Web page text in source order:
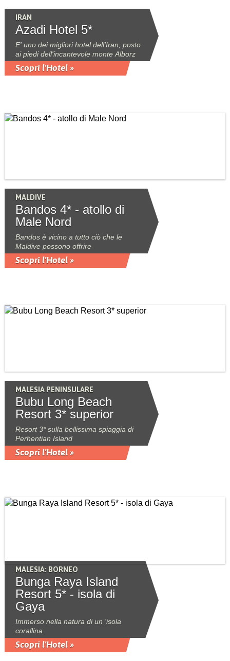
IRAN
Azadi Hotel 5*
E' uno dei migliori hotel dell'Iran, posto
ai piedi dell'incantevole monte Alborz
Scopri l'Hotel »
MALDIVE
Bandos 4* - atollo di
Male Nord
Bandos è vicino a tutto ciò che le
Maldive possono offrire
Scopri l'Hotel »
MALESIA PENINSULARE
Bubu Long Beach
Resort 3* superior
Resort 3* sulla bellissima spiaggia di
Perhentian Island
Scopri l'Hotel »
MALESIA: BORNEO
Bunga Raya Island
Resort 5* - isola di
Gaya
Immerso nella natura di un 'isola
corallina
Scopri l'Hotel »